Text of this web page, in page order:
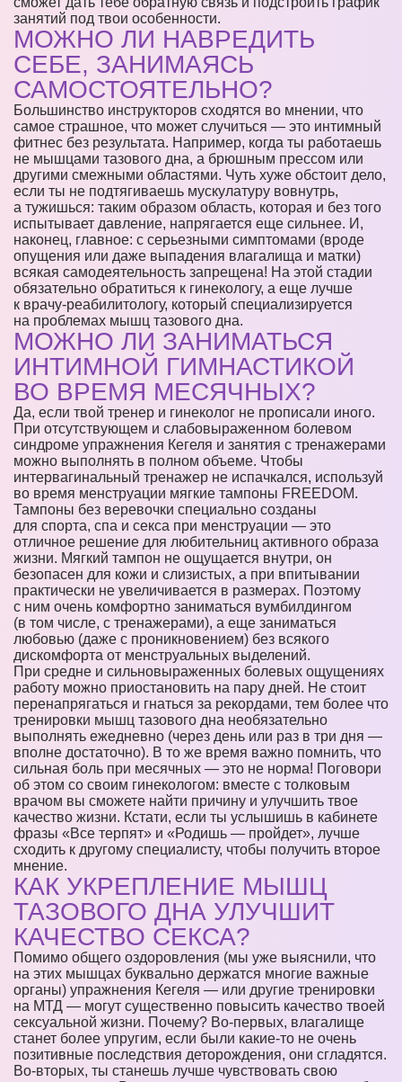
занятий под твои особенности.
МОЖНО ЛИ НАВРЕДИТЬ
СЕБЕ, ЗАНИМАЯСЬ
САМОСТОЯТЕЛЬНО?
Большинство инструкторов сходятся во мнении, что
самое страшное, что может случиться — это интимный
фитнес без результата. Например, когда ты работаешь
не мышцами тазового дна, а брюшным прессом или
другими смежными областями. Чуть хуже обстоит дело,
если ты не подтягиваешь мускулатуру вовнутрь,
а тужишься: таким образом область, которая и без того
испытывает давление, напрягается еще сильнее. И,
наконец, главное: с серьезными симптомами (вроде
опущения или даже выпадения влагалища и матки)
всякая самодеятельность запрещена! На этой стадии
обязательно обратиться к гинекологу, а еще лучше
к врачу-реабилитологу, который специализируется
на проблемах мышц тазового дна.
МОЖНО ЛИ ЗАНИМАТЬСЯ
ИНТИМНОЙ ГИМНАСТИКОЙ
ВО ВРЕМЯ МЕСЯЧНЫХ?
Да, если твой тренер и гинеколог не прописали иного.
При отсутствующем и слабовыраженном болевом
синдроме упражнения Кегеля и занятия с тренажерами
можно выполнять в полном объеме. Чтобы
интервагинальный тренажер не испачкался, используй
во время менструации мягкие тампоны FREEDOM.
Тампоны без веревочки специально созданы
для спорта, спа и секса при менструации — это
отличное решение для любительниц активного образа
жизни. Мягкий тампон не ощущается внутри, он
безопасен для кожи и слизистых, а при впитывании
практически не увеличивается в размерах. Поэтому
с ним очень комфортно заниматься вумбилдингом
(в том числе, с тренажерами), а еще заниматься
любовью (даже с проникновением) без всякого
дискомфорта от менструальных выделений.
При средне и сильновыраженных болевых ощущениях
работу можно приостановить на пару дней. Не стоит
перенапрягаться и гнаться за рекордами, тем более что
тренировки мышц тазового дна необязательно
выполнять ежедневно (через день или раз в три дня —
вполне достаточно). В то же время важно помнить, что
сильная боль при месячных — это не норма! Поговори
об этом со своим гинекологом: вместе с толковым
врачом вы сможете найти причину и улучшить твое
качество жизни. Кстати, если ты услышишь в кабинете
фразы «Все терпят» и «Родишь — пройдет», лучше
сходить к другому специалисту, чтобы получить второе
мнение.
КАК УКРЕПЛЕНИЕ МЫШЦ
ТАЗОВОГО ДНА УЛУЧШИТ
КАЧЕСТВО СЕКСА?
Помимо общего оздоровления (мы уже выяснили, что
на этих мышцах буквально держатся многие важные
органы) упражнения Кегеля — или другие тренировки
на МТД — могут существенно повысить качество твоей
сексуальной жизни. Почему? Во-первых, влагалище
станет более упругим, если были какие-то не очень
позитивные последствия деторождения, они сгладятся.
Во-вторых, ты станешь лучше чувствовать свою